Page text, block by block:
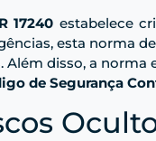
17240 estabelece
esta norma
Além disso, a
de Segurança